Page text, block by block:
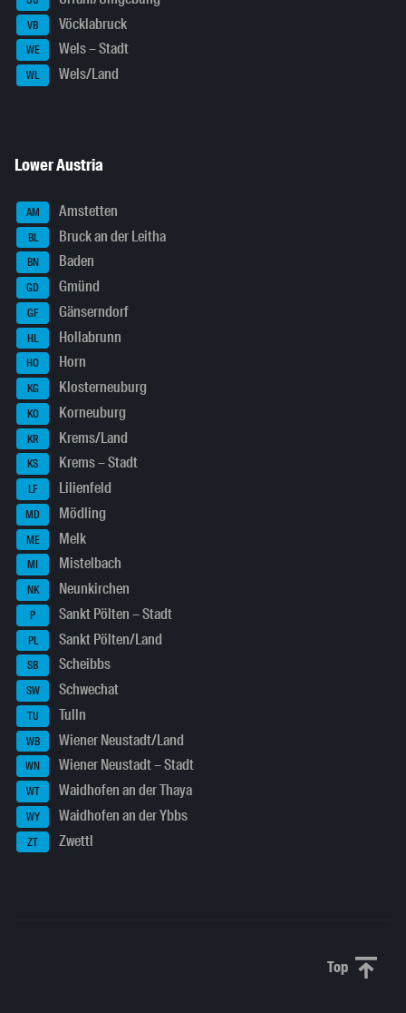
VB Vöcklabruck
WE Wels – Stadt
WL Wels/Land
Lower Austria
AM Amstetten
BL Bruck an der Leitha
BN Baden
GD Gmünd
GF Gänserndorf
HL Hollabrunn
HO Horn
KG Klosterneuburg
KO Korneuburg
KR Krems/Land
KS Krems – Stadt
LF Lilienfeld
MD Mödling
ME Melk
MI Mistelbach
NK Neunkirchen
P Sankt Pölten – Stadt
PL Sankt Pölten/Land
SB Scheibbs
SW Schwechat
TU Tulln
WB Wiener Neustadt/Land
WN Wiener Neustadt – Stadt
WT Waidhofen an der Thaya
WY Waidhofen an der Ybbs
ZT Zwettl
Top Scroll